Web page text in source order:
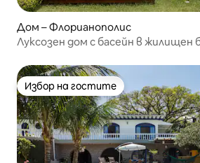
Дом – Флорианополис
Луксозен дом с басейн в жилищен
Избор на гостите
Избор на гостите